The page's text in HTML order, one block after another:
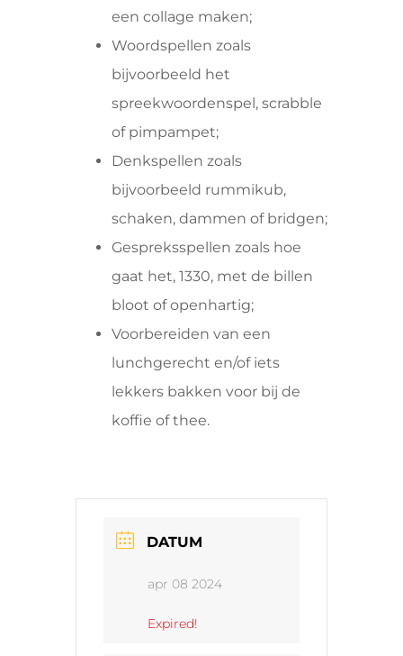
een collage maken;
Woordspellen zoals
bijvoorbeeld het
spreekwoordenspel, scrabble
of pimpampet;
Denkspellen zoals
bijvoorbeeld rummikub,
schaken, dammen of bridgen;
Gespreksspellen zoals hoe
gaat het, 1330, met de billen
bloot of openhartig;
Voorbereiden van een
lunchgerecht en/of iets
lekkers bakken voor bij de
koffie of thee.
DATUM
apr 08 2024
Expired!